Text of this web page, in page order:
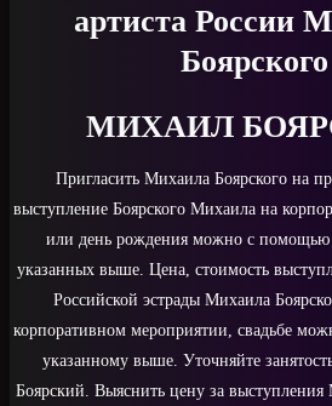
артиста России
Боярского
МИХАИЛ
Пригласить Михаила Боярского на
выступление Боярского Михаила на
или день рождения можно с помощью
указанных выше. Цена, стоимость
Российской эстрады Михаила
корпоративном мероприятии, свадьбе
указанному выше. Уточняйте
Боярский. Выяснить цену за выступления